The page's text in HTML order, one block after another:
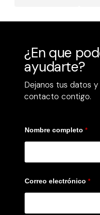
¿En que
ayudarte?
Dejanos tus datos
contacto contigo.
Nombre completo *
Correo electrónico *